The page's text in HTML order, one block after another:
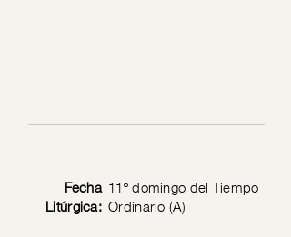
Fecha
Litúrgica:
11º domingo del Tiempo
Ordinario (A)